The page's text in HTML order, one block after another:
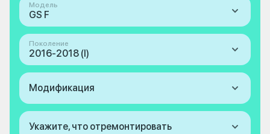
Модель
GS F
Поколение
2016-2018 (I)
Модификация
Укажите, что отремонтировать